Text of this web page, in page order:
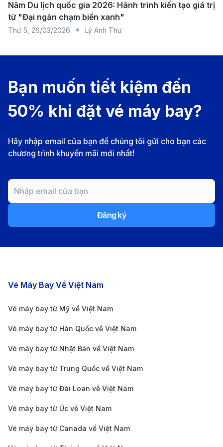
Dịch vụ xe công nghệ:
Với ứng dụng xe công nghệ
như Grab, bạn chỉ cần vài cú chạm là đã có ngay
Thông tin về sân bay quốc tế
Sheremetyevo (SVO), Moscow
Nằm cách trung tâm Moscow khoảng 27km về phía
(Sheremetyevo International Airport - SVO) là cửa
ngõ hàng không lớn nhất và quan trọng nhất của thủ
không Aeroflot, Sheremetyevo không chỉ là một trong
những sân bay bận rộn nhất châu Âu mà còn mang
đến những trải nghiệm dịch vụ chất lượng cho hàng
ngoại tệ tiện lợi và dễ dàng tìm kiếm các phương tiện
kết nối trung tâm thành phố.
vào trung tâm Moscow?
Từ Sheremetyevo, bạn có nhiều lựa chọn phù hợp với
ngân sách và thời gian của mình:
Aeroexpress Train – Tốc độ và tiện lợi:
thời gian. Chuyến tàu Aeroexpress đưa bạn đến
nhà ga Belorussky, nằm ngay trung tâm Moscow
Năm Du lịch quốc gia 2026: Hành trình kiến tạo giá trị
từ "Đại ngàn chạm biển xanh"
Thứ 5 26/03/2026 Lý Anh Thư
Bạn muốn tiết kiệm đến
50% khi đặt vé máy bay?
Hãy nhập email của bạn để chúng tôi gửi cho bạn các
chương trình khuyến mãi mới nhất!
Đăng ký
Các chặng bay nổi bật
Vé Máy Bay Về Việt Nam
Vé máy bay từ Mỹ về Việt Nam
Vé máy bay từ Hàn Quốc về Việt Nam
Vé máy bay từ Nhật Bản về Việt Nam
Vé máy bay từ Trung Quốc về Việt Nam
Vé máy bay từ Đài Loan về Việt Nam
Vé máy bay từ Úc về Việt Nam
Vé máy bay từ Canada về Việt Nam